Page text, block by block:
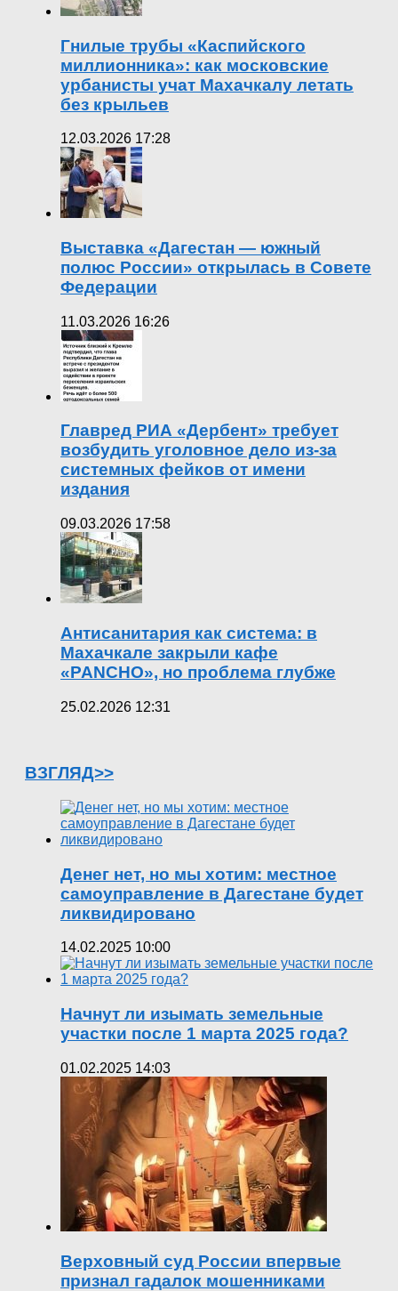
Гнилые трубы «Каспийского
миллионника»: как московские
урбанисты учат Махачкалу летать
без крыльев
12.03.2026 17:28
Выставка «Дагестан — южный
полюс России» открылась в Совете
Федерации
11.03.2026 16:26
Главред РИА «Дербент» требует
возбудить уголовное дело из-за
системных фейков от имени
издания
09.03.2026 17:58
Антисанитария как система: в
Махачкале закрыли кафе
«PANCHO», но проблема глубже
25.02.2026 12:31
ВЗГЛЯД>>
Денег нет, но мы хотим: местное
самоуправление в Дагестане будет
ликвидировано
14.02.2025 10:00
Начнут ли изымать земельные
участки после 1 марта 2025 года?
01.02.2025 14:03
Верховный суд России впервые
признал гадалок мошенниками